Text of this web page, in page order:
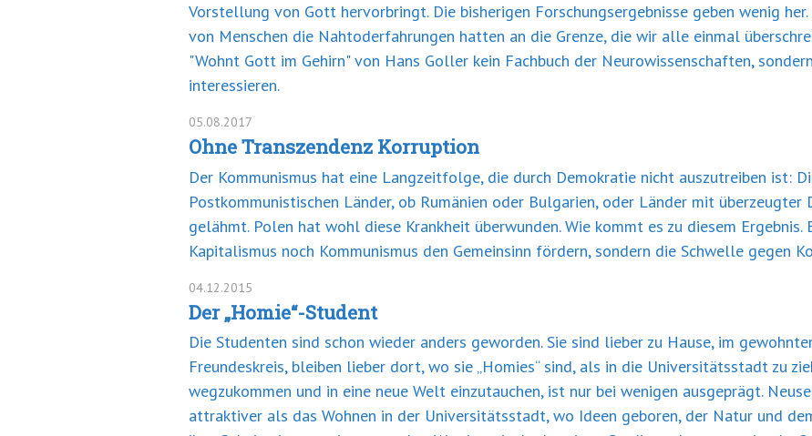
Vorstellung von Gott hervorbringt. Die bisherigen Forschungsergebnisse geben wenig
von Menschen die Nahtoderfahrungen hatten an die Grenze, die wir alle einmal
"Wohnt Gott im Gehirn" von Hans Goller kein Fachbuch der Neurowissenschaften,
interessieren.
05.08.2017
Ohne Transzendenz Korruption
Der Kommunismus hat eine Langzeitfolge, die durch Demokratie nicht auszutreiben ist:
Postkommunistischen Länder, ob Rumänien oder Bulgarien, oder Länder mit überzeugter
gelähmt. Polen hat wohl diese Krankheit überwunden. Wie kommt es zu diesem Ergebnis.
Kapitalismus noch Kommunismus den Gemeinsinn fördern, sondern die Schwelle gegen
04.12.2015
Der „Homie“-Student
Die Studenten sind schon wieder anders geworden. Sie sind lieber zu Hause, im
Freundeskreis, bleiben lieber dort, wo sie „Homies“ sind, als in die Universitätsstadt zu
wegzukommen und in eine neue Welt einzutauchen, ist nur bei wenigen ausgeprägt.
attraktiver als das Wohnen in der Universitätsstadt, wo Ideen geboren, der Natur und